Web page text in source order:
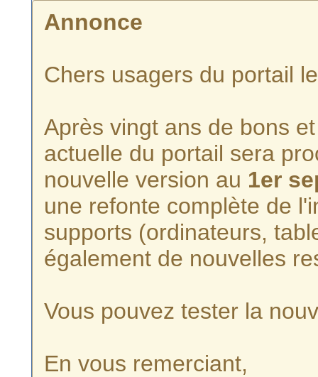
Annonce
Chers usagers du portail
Après vingt ans de bons
actuelle du portail sera
nouvelle version au 1er
une refonte complète de
supports (ordinateurs,
également de nouvelles
Vous pouvez tester la
En vous remerciant,